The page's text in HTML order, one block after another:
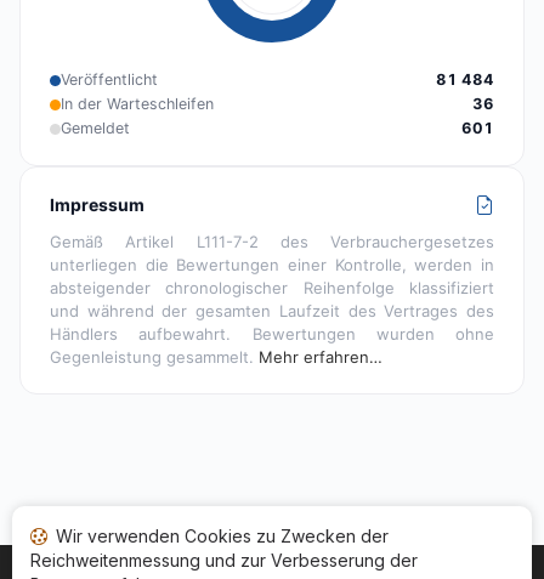
Veröffentlicht
81 484
In der Warteschleifen
36
Gemeldet
601
Impressum
Gemäß Artikel L111-7-2 des Verbrauchergesetzes
unterliegen die Bewertungen einer Kontrolle, werden in
absteigender chronologischer Reihenfolge klassifiziert
und während der gesamten Laufzeit des Vertrages des
Händlers aufbewahrt. Bewertungen wurden ohne
Gegenleistung gesammelt. Mehr erfahren…
Wir verwenden Cookies zu Zwecken der
Reichweitenmessung und zur Verbesserung der